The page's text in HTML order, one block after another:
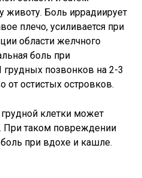
животу. Боль иррадиирует
плечо, усиливается при
области желчного
боль при
позвонков на 2-3
от остистых островков.
клетки может
При таком повреждении
при вдохе и кашле.